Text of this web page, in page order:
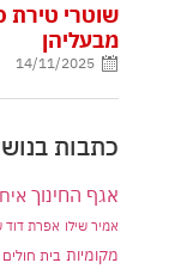
שוטרי טירת
מבעליהן
14/11/2025
כתבות
אגף החינוך
אמיר שילו אפרת דוד
מקומיות בית